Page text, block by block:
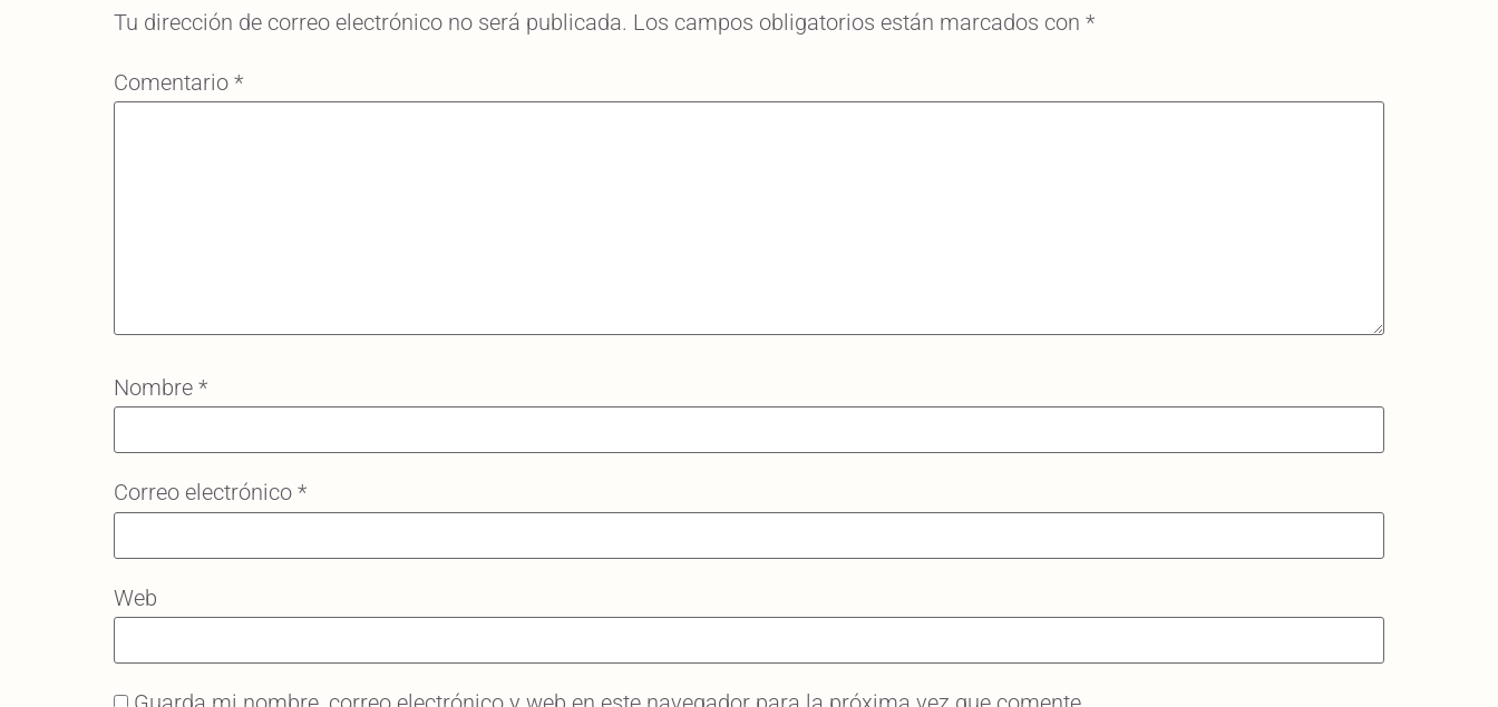
Tu dirección de correo electrónico no será publicada. Los campos obligatorios están marcados con *
Comentario *
Nombre *
Correo electrónico *
Web